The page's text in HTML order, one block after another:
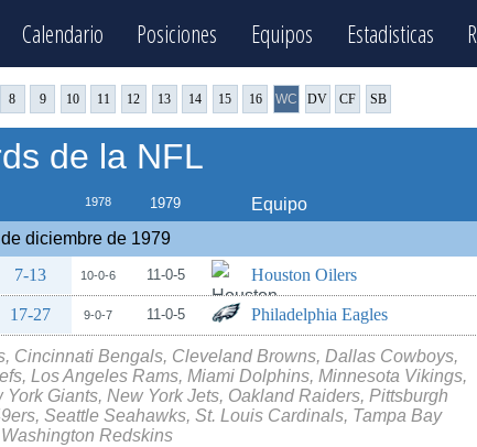
Calendario Posiciones Equipos Estadisticas
8 9 10 11 12 13 14 15 16 WC DV CF SB
de la NFL
1978 1979
Equipo
diciembre de 1979
7-13 10-0-6 11-0-5 Houston Oilers
17-27 9-0-7 11-0-5 Philadelphia Eagles
Cincinnati Bengals, Cleveland Browns, Dallas Cowboys,
Los Angeles Rams, Miami Dolphins, Minnesota Vikings,
Giants, New York Jets, Oakland Raiders, Pittsburgh
Seattle Seahawks, St. Louis Cardinals, Tampa Bay
Redskins